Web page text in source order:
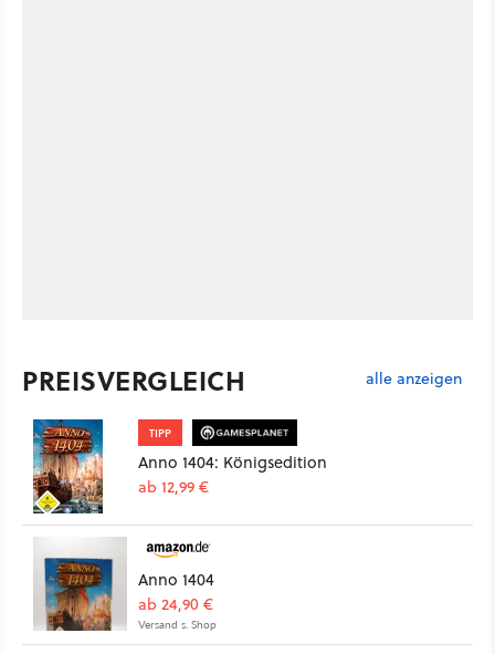
PREISVERGLEICH alle anzeigen
TIPP
Anno 1404: Königsedition
ab 12,99 €
Anno 1404
ab 24,90 €
Versand s. Shop